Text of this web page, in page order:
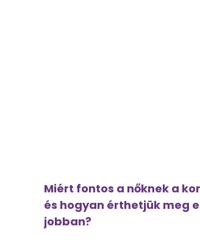
Miért fontos a nőknek a
és hogyan érthetjük meg
jobban?